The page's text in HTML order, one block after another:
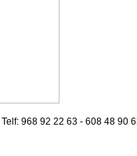
Telf: 968 92 22 63 - 608 48 90